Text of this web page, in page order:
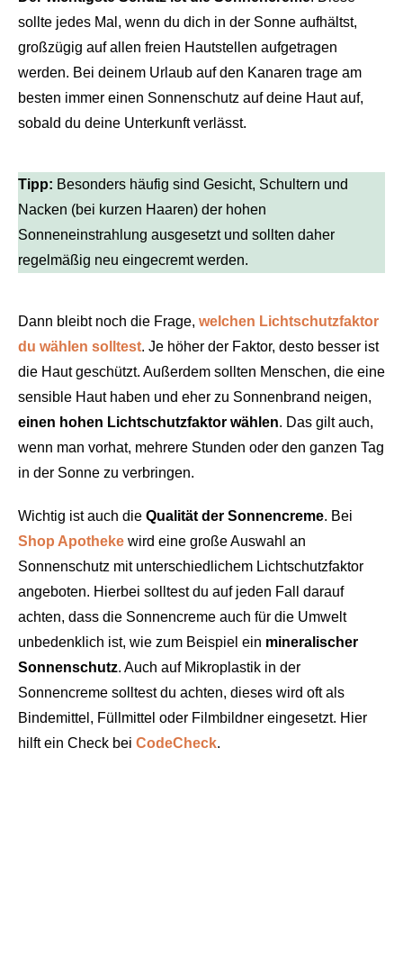
sollte jedes Mal, wenn du dich in der Sonne aufhältst,
großzügig auf allen freien Hautstellen aufgetragen
werden. Bei deinem Urlaub auf den Kanaren trage am
besten immer einen Sonnenschutz auf deine Haut auf,
sobald du deine Unterkunft verlässt.
Tipp: Besonders häufig sind Gesicht, Schultern und
Nacken (bei kurzen Haaren) der hohen
Sonneneinstrahlung ausgesetzt und sollten daher
regelmäßig neu eingecremt werden.
Dann bleibt noch die Frage, welchen Lichtschutzfaktor
du wählen solltest. Je höher der Faktor, desto besser ist
die Haut geschützt. Außerdem sollten Menschen, die eine
sensible Haut haben und eher zu Sonnenbrand neigen,
einen hohen Lichtschutzfaktor wählen. Das gilt auch,
wenn man vorhat, mehrere Stunden oder den ganzen Tag
in der Sonne zu verbringen.
Wichtig ist auch die Qualität der Sonnencreme. Bei
Shop Apotheke wird eine große Auswahl an
Sonnenschutz mit unterschiedlichem Lichtschutzfaktor
angeboten. Hierbei solltest du auf jeden Fall darauf
achten, dass die Sonnencreme auch für die Umwelt
unbedenklich ist, wie zum Beispiel ein mineralischer
Sonnenschutz. Auch auf Mikroplastik in der
Sonnencreme solltest du achten, dieses wird oft als
Bindemittel, Füllmittel oder Filmbildner eingesetzt. Hier
hilft ein Check bei CodeCheck.